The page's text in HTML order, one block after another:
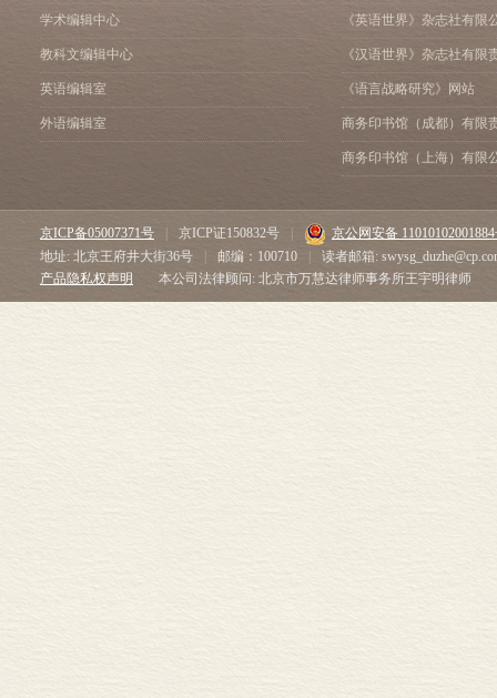
学术编辑中心
教科文编辑中心
英语编辑室
外语编辑室
《英语世界》杂志社有限
《汉语世界》杂志社有限
《语言战略研究》网站
商务印书馆（成都）有限
商务印书馆（上海）有限
京ICP备05007371号 京ICP证150832号
京公网安备
地址: 北京王府井大街36号
邮编：100710
读者邮箱:
产品隐私权声明
本公司法律顾问: 北京市万慧达律师事务所王宇明律师